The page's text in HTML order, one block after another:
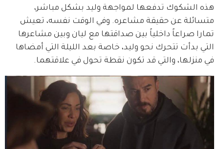
هذه الشكوك تدفعها لمواجهة وليد بشكل مباشر،
متسائلة عن حقيقة مشاعره. وفي الوقت نفسه، تعيش
تمارا صراعاً داخلياً بين صداقتها مع ليان وبين مشاعرها
التي بدأت تتحرك نحو وليد، خاصة بعد الليلة التي أمضاها
في منزلها، والتي قد تكون نقطة تحول في علاقتهما.